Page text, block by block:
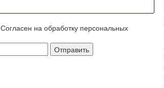
Согласен на обработку персональных